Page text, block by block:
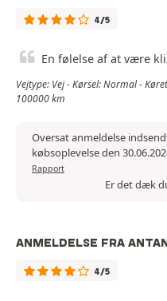
4/5
En følelse af at være
Vejtype: Vej - Kørsel: Normal -
100000 km
Oversat anmeldelse
købsoplevelse den
Rapport
Er det dæk
ANMELDELSE FRA
4/5